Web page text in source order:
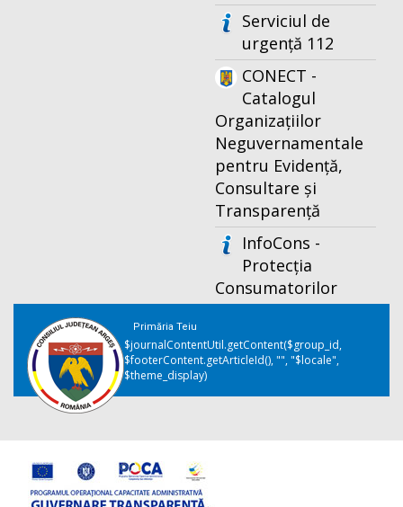
Serviciul de
urgență 112
CONECT -
Catalogul
Organizațiilor
Neguvernamentale
pentru Evidență,
Consultare și
Transparență
InfoCons -
Protecția
Consumatorilor
Primăria Teiu
$journalContentUtil.getContent($group_id,
$footerContent.getArticleId(), "", "$locale",
$theme_display)